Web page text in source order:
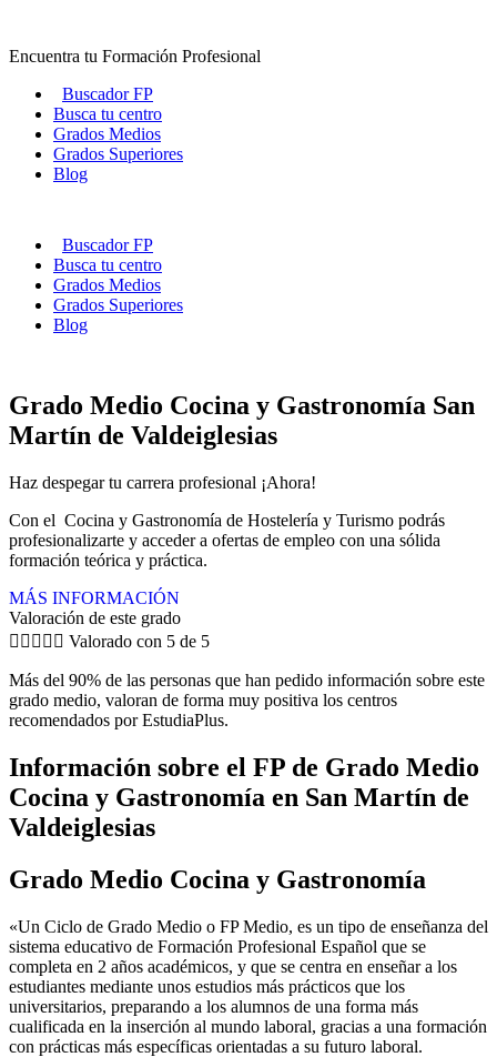
contenido
Encuentra tu Formación Profesional
Buscador FP
Busca tu centro
Grados Medios
Grados Superiores
Blog
Buscador FP
Busca tu centro
Grados Medios
Grados Superiores
Blog
Grado Medio Cocina y Gastronomía San
Martín de Valdeiglesias
Haz despegar tu carrera profesional ¡Ahora!
Con el Cocina y Gastronomía de Hostelería y Turismo podrás
profesionalizarte y acceder a ofertas de empleo con una sólida
formación teórica y práctica.
MÁS INFORMACIÓN
Valoración de este grado
     Valorado con 5 de 5
Más del 90% de las personas que han pedido información sobre este
grado medio, valoran de forma muy positiva los centros
recomendados por EstudiaPlus.
Información sobre el FP de Grado Medio
Cocina y Gastronomía en San Martín de
Valdeiglesias
Grado Medio Cocina y Gastronomía
«Un Ciclo de Grado Medio o FP Medio, es un tipo de enseñanza del
sistema educativo de Formación Profesional Español que se
completa en 2 años académicos, y que se centra en enseñar a los
estudiantes mediante unos estudios más prácticos que los
universitarios, preparando a los alumnos de una forma más
cualificada en la inserción al mundo laboral, gracias a una formación
con prácticas más específicas orientadas a su futuro laboral.